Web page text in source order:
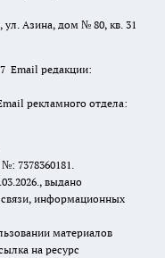
ул. Азина, дом № 80, кв. 31
Email редакции:
рекламного отдела:
7378360181.
выдано
информационных
материалов
на ресурс